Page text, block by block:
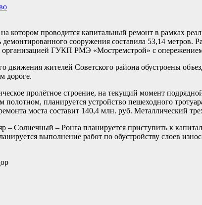
котором проводится капитальный ремонт в рамках
сооружения составила 53,14
ГУКП РМЭ «Мостремстрой» с
движения жителей Советского района обустроены
дороге.
пролётное строение, на текущий момент
планируется устройство пешеходного
моста составит 140,4 млн. руб. Металлический
– Солнечный – Ронга планируется приступить к
выполнение работ по обустройству слоев